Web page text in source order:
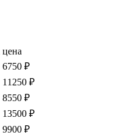
цена
6750 ₽
11250 ₽
8550 ₽
13500 ₽
9900 ₽